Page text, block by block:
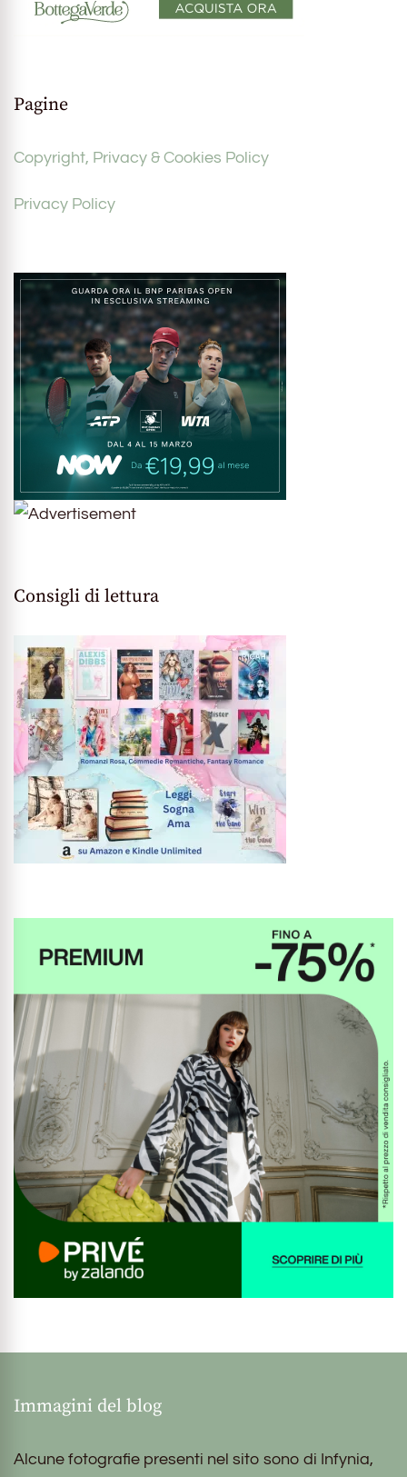
Pagine
Copyright, Privacy & Cookies Policy
Privacy Policy
Consigli di lettura
Immagini del blog
Alcune fotografie presenti nel sito sono di Infynia,